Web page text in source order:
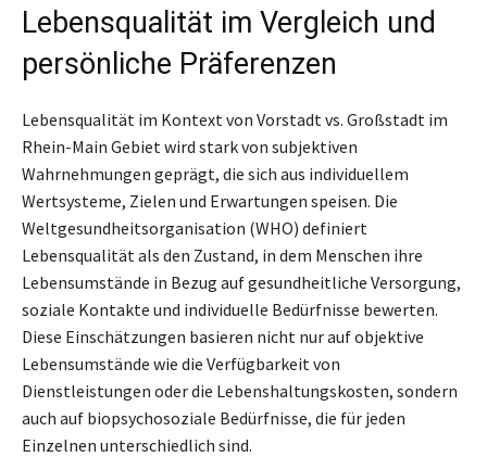
Lebensqualität im Vergleich und
persönliche Präferenzen
Lebensqualität im Kontext von Vorstadt vs. Großstadt im
Rhein-Main Gebiet wird stark von subjektiven
Wahrnehmungen geprägt, die sich aus individuellem
Wertsysteme, Zielen und Erwartungen speisen. Die
Weltgesundheitsorganisation (WHO) definiert
Lebensqualität als den Zustand, in dem Menschen ihre
Lebensumstände in Bezug auf gesundheitliche Versorgung,
soziale Kontakte und individuelle Bedürfnisse bewerten.
Diese Einschätzungen basieren nicht nur auf objektive
Lebensumstände wie die Verfügbarkeit von
Dienstleistungen oder die Lebenshaltungskosten, sondern
auch auf biopsychosoziale Bedürfnisse, die für jeden
Einzelnen unterschiedlich sind.